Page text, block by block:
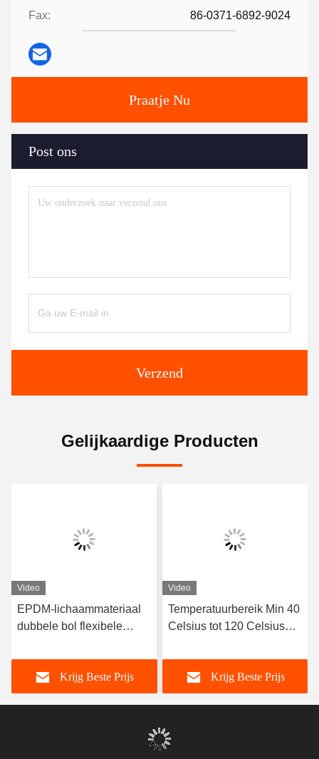
Fax: 86-0371-6892-9024
Praatje Nu
Post ons
Verzend
Gelijkaardige Producten
Video
EPDM-lichaammateriaal
dubbele bol flexibele
ontworpen met flenzen die
afdichting en flexibiliteit
garanderen in
Krijg Beste Prijs
Video
Temperatuurbereik Min 40
Celsius tot 120 Celsius
Rubberen Verbinding
Lange Levensduur OEM
Custom Ondersteuning
Krijg Beste Prijs